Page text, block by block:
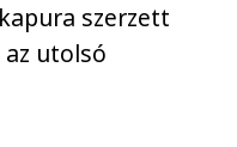
szerzett
utolsó